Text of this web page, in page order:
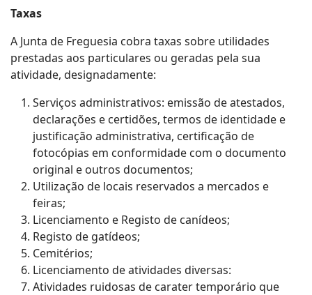
Taxas
A Junta de Freguesia cobra taxas sobre utilidades
prestadas aos particulares ou geradas pela sua
atividade, designadamente:
Serviços administrativos: emissão de atestados,
declarações e certidões, termos de identidade e
justificação administrativa, certificação de
fotocópias em conformidade com o documento
original e outros documentos;
Utilização de locais reservados a mercados e
feiras;
Licenciamento e Registo de canídeos;
Registo de gatídeos;
Cemitérios;
Licenciamento de atividades diversas:
Atividades ruidosas de carater temporário que